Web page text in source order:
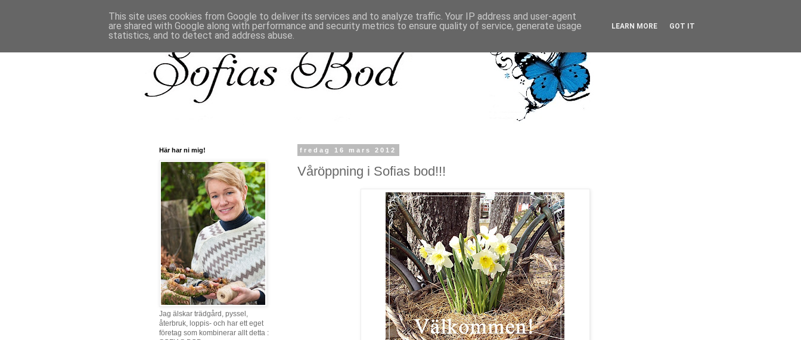
fredag 16 mars 2012
Våröppning i Sofias bod!!!
Här har ni mig!
Jag älskar trädgård, pyssel,
återbruk, loppis- och har ett eget
företag som kombinerar allt detta :
This site uses cookies from Google to deliver its services and to analyze traffic. Your IP address and user-agent
are shared with Google along with performance and security metrics to ensure quality of service, generate usage
statistics, and to detect and address abuse.
LEARN MORE GOT IT